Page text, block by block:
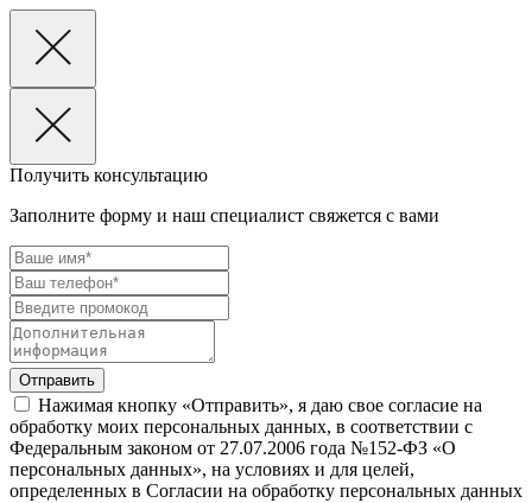
Получить консультацию
Заполните форму и наш специалист свяжется с вами
Нажимая кнопку «Отправить», я даю свое согласие на
обработку моих персональных данных, в соответствии с
Федеральным законом от 27.07.2006 года №152-ФЗ «О
персональных данных», на условиях и для целей,
определенных в Согласии на обработку персональных данных